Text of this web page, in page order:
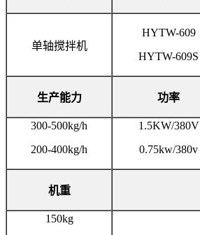
单轴搅拌机
HYTW-609
HYTW-609S
生产能力 功率
300-500kg/h
200-400kg/h
1.5KW/380V
0.75kw/380v
机重
150kg